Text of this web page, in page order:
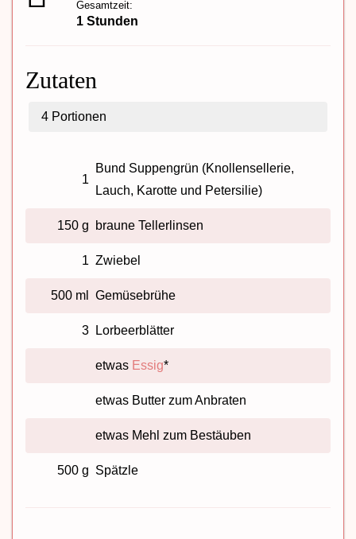
Gesamtzeit:
1 Stunden
Zutaten
4 Portionen
1
Bund Suppengrün (Knollensellerie,
Lauch, Karotte und Petersilie)
150 g braune Tellerlinsen
1 Zwiebel
500 ml Gemüsebrühe
3 Lorbeerblätter
etwas Essig*
etwas Butter zum Anbraten
etwas Mehl zum Bestäuben
500 g Spätzle